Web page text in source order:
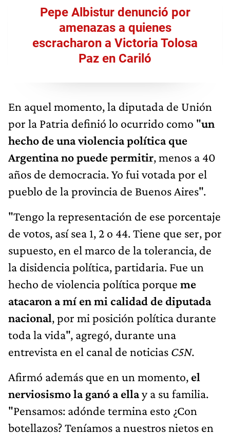
Pepe Albistur denunció por
amenazas a quienes
escracharon a Victoria Tolosa
Paz en Cariló
En aquel momento, la diputada de Unión
por la Patria definió lo ocurrido como "un
hecho de una violencia política que
Argentina no puede permitir, menos a 40
años de democracia. Yo fui votada por el
pueblo de la provincia de Buenos Aires".
"Tengo la representación de ese porcentaje
de votos, así sea 1, 2 o 44. Tiene que ser, por
supuesto, en el marco de la tolerancia, de
la disidencia política, partidaria. Fue un
hecho de violencia política porque me
atacaron a mí en mi calidad de diputada
nacional, por mi posición política durante
toda la vida", agregó, durante una
entrevista en el canal de noticias C5N.
Afirmó además que en un momento, el
nerviosismo la ganó a ellay a su familia.
"Pensamos: adónde termina esto ¿Con
botellazos? Teníamos a nuestros nietos en